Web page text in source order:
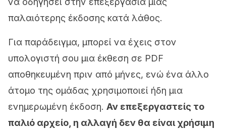
παλαιότερης έκδοσης κατά λάθος.
Για παράδειγμα, μπορεί να έχεις στον
υπολογιστή σου μια έκθεση σε PDF
αποθηκευμένη πριν από μήνες, ενώ ένα άλλο
άτομο της ομάδας χρησιμοποιεί ήδη μια
ενημερωμένη έκδοση. Αν επεξεργαστείς το
παλιό αρχείο, η αλλαγή δεν θα είναι χρήσιμη